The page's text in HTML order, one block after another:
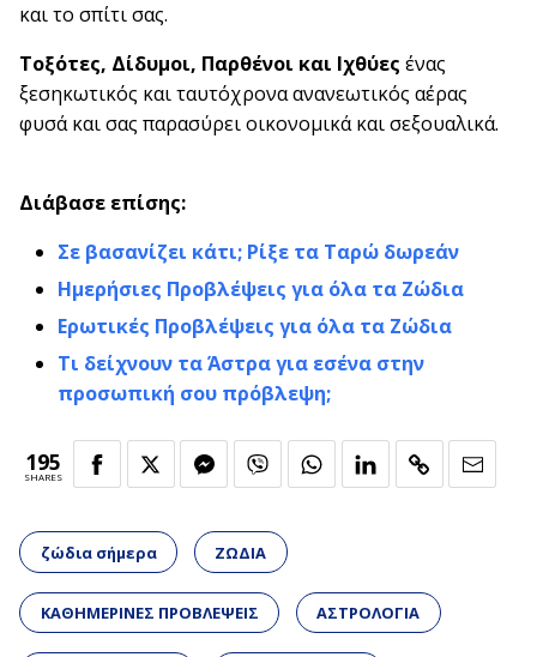
και το σπίτι σας.
Τοξότες, Δίδυμοι, Παρθένοι και Ιχθύες ένας
ξεσηκωτικός και ταυτόχρονα ανανεωτικός αέρας
φυσά και σας παρασύρει οικονομικά και σεξουαλικά.
Διάβασε επίσης:
Σε βασανίζει κάτι; Ρίξε τα Ταρώ δωρεάν
Ημερήσιες Προβλέψεις για όλα τα Ζώδια
Ερωτικές Προβλέψεις για όλα τα Ζώδια
Τι δείχνουν τα Άστρα για εσένα στην
προσωπική σου πρόβλεψη;
195
SHARES
ζώδια σήμερα ΖΩΔΙΑ
ΚΑΘΗΜΕΡΙΝΕΣ ΠΡΟΒΛΕΨΕΙΣ ΑΣΤΡΟΛΟΓΙΑ